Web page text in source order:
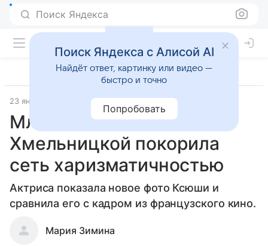
Поиск Яндекса
23 января 2019
Младшая дочь Алены
Хмельницкой покорила
сеть харизматичностью
Актриса показала новое фото Ксюши и
сравнила его с кадром из французского кино.
Мария Зимина
Поиск Яндекса с Алисой AI
Найдёт ответ, картинку или видео —
быстро и точно
Попробовать